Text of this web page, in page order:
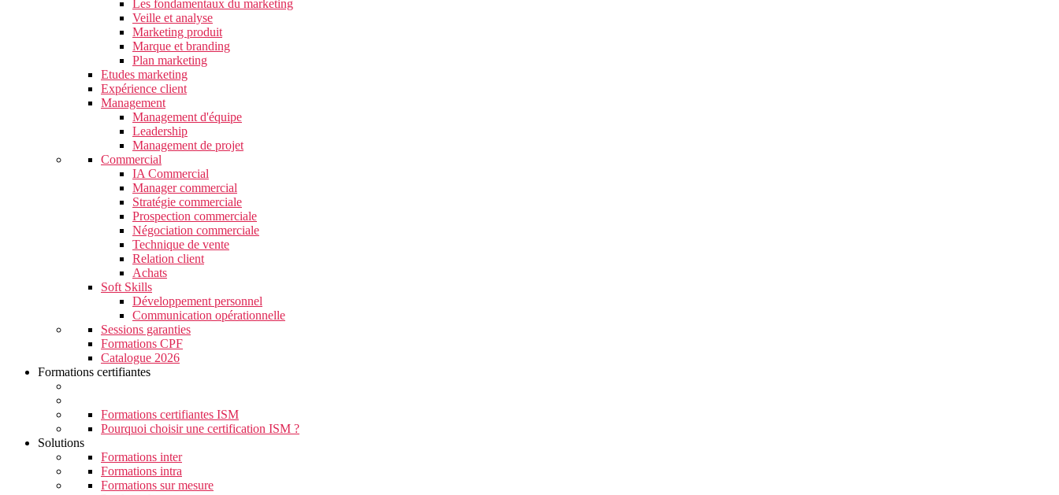
Les fondamentaux du marketing
Veille et analyse
Marketing produit
Marque et branding
Plan marketing
Etudes marketing
Expérience client
Management
Management d'équipe
Leadership
Management de projet
Commercial
IA Commercial
Manager commercial
Stratégie commerciale
Prospection commerciale
Négociation commerciale
Technique de vente
Relation client
Achats
Soft Skills
Développement personnel
Communication opérationnelle
Sessions garanties
Formations CPF
Catalogue 2026
Formations certifiantes
Formations certifiantes ISM
Pourquoi choisir une certification ISM ?
Solutions
Formations inter
Formations intra
Formations sur mesure